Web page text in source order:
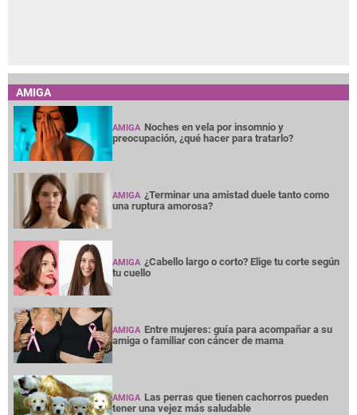
AMIGA
AMIGA Noches en vela por insomnio y
preocupación, ¿qué hacer para tratarlo?
AMIGA ¿Terminar una amistad duele tanto como
una ruptura amorosa?
AMIGA ¿Cabello largo o corto? Elige tu corte según
tu cuello
AMIGA Entre mujeres: guía para acompañar a su
amiga o familiar con cáncer de mama
AMIGA Las perras que tienen cachorros pueden
tener una vejez más saludable